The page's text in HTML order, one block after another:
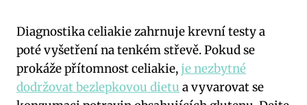
Diagnostika celiakie zahrnuje krevní testy a
poté vyšetření na tenkém střevě. Pokud se
prokáže přítomnost celiakie,je nezbytné
dodržovat bezlepkovou dietu a vyvarovat se